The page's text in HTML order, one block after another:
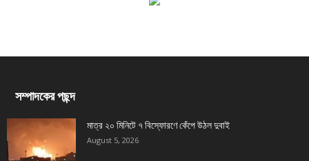
সম্পাদকের পছন্দ
মাত্র ২০ মিনিটে ৭ বিস্ফোরণে কেঁপে উঠল দুবাই
August 5, 2026